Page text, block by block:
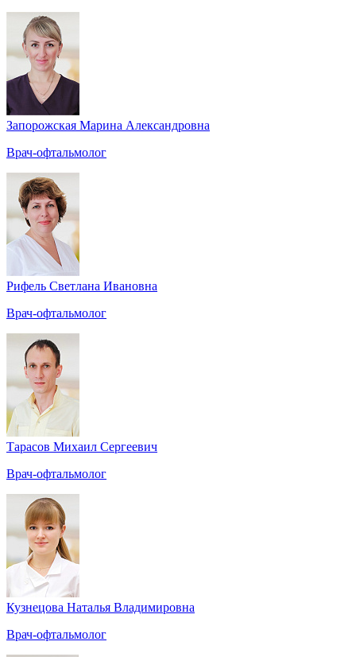
Запорожская Марина Александровна
Врач-офтальмолог
Рифель Светлана Ивановна
Врач-офтальмолог
Тарасов Михаил Сергеевич
Врач-офтальмолог
Кузнецова Наталья Владимировна
Врач-офтальмолог